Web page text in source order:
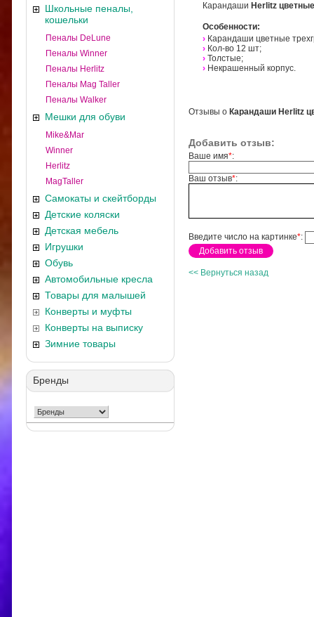
Школьные пеналы,
кошельки
Пеналы DeLune
Пеналы Winner
Пеналы Herlitz
Пеналы Mag Taller
Пеналы Walker
Мешки для обуви
Mike&Mar
Winner
Herlitz
MagTaller
Самокаты и скейтборды
Детские коляски
Детская мебель
Игрушки
Обувь
Автомобильные кресла
Товары для малышей
Конверты и муфты
Конверты на выписку
Зимние товары
Бренды
Карандаши Herlitz
Особенности:
› Карандаши цветные
› Кол-во 12 шт;
› Толстые;
› Некрашенный корпус.
Отзывы о Карандаши Herlitz
Добавить отзыв:
Ваше имя*:
Ваш отзыв*:
Введите число на картинке*:
<< Вернуться назад